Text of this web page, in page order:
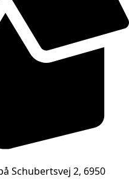
Schubertsvej 2, 6950